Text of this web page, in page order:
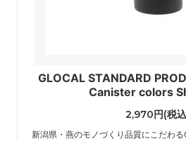
GLOCAL STANDARD
Canister colors
2,970円(税
新潟県・燕のモノづくり品質にこだわ